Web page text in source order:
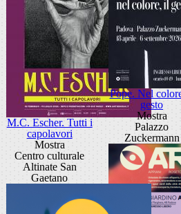
M.C. Escher. Tutti i
capolavori
Mostra
Centro culturale
Altinate San
Gaetano
Pope. Nel
gesto
Mostra
Palazzo
Zuckermann